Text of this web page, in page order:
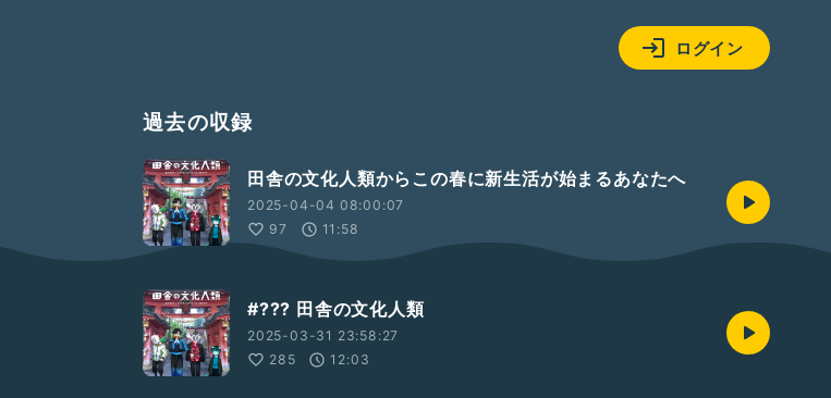
ログイン
過去の収録
田舎の文化人類からこの春に新生活が始まるあなたへ
2025-04-04 08:00:07
97
11:58
#??? 田舎の文化人類
2025-03-31 23:58:27
285
12:03